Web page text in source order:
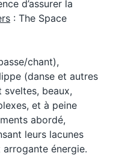
d’assurer la
: The Space
chant),
(danse et autres
beaux,
et à peine
abordé,
leurs lacunes
énergie.